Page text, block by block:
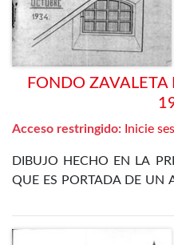
FONDO
Acceso restringido: Inicie
DIBUJO HECHO EN LA
QUE ES PORTADA DE UN
REVOLUCIÓN DE